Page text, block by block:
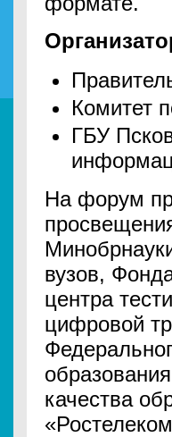
Комитет
ГБУ
На форум
вузов,
центра
цифровой
качества